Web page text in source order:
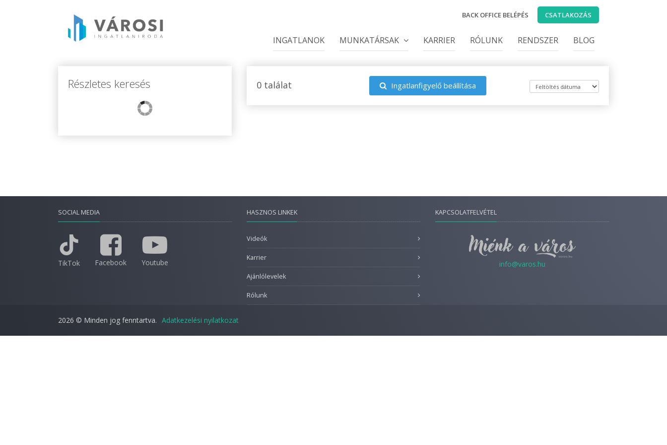
BACK OFFICE BELÉPÉS CSATLAKOZÁS
INGATLANOK MUNKATÁRSAK KARRIER RÓLUNK RENDSZER BLOG
Részletes keresés 0 találat Ingatlanfigyelő beállítása
SOCIAL MEDIA
TikTok Facebook Youtube
HASZNOS LINKEK
Videók
Karrier
Ajánlólevelek
Rólunk
KAPCSOLATFELVÉTEL
info@varos.hu
2026 © Minden jog fenntartva. Adatkezelési nyilatkozat